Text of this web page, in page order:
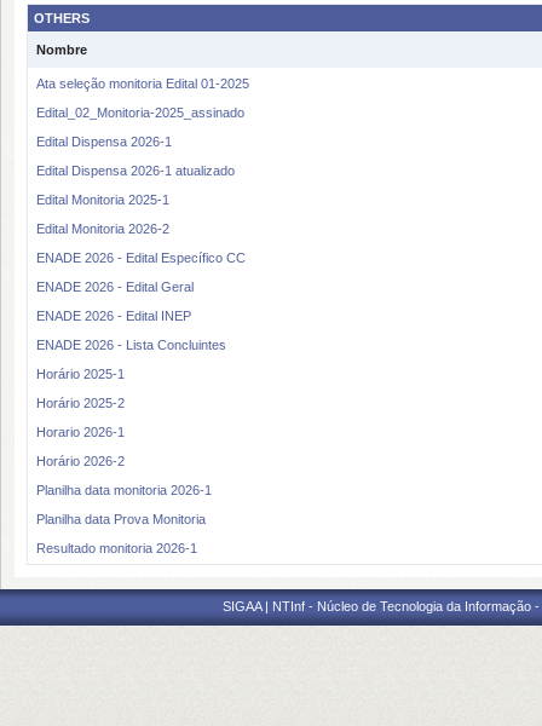
OTHERS
Nombre
Ata seleção monitoria Edital 01-2025
Edital_02_Monitoria-2025_assinado
Edital Dispensa 2026-1
Edital Dispensa 2026-1 atualizado
Edital Monitoria 2025-1
Edital Monitoria 2026-2
ENADE 2026 - Edital Específico CC
ENADE 2026 - Edital Geral
ENADE 2026 - Edital INEP
ENADE 2026 - Lista Concluintes
Horário 2025-1
Horário 2025-2
Horario 2026-1
Horário 2026-2
Planilha data monitoria 2026-1
Planilha data Prova Monitoria
Resultado monitoria 2026-1
SIGAA | NTInf - Núcleo de Tecnologia da